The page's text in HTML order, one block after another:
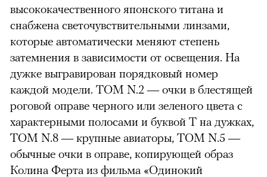
высококачественного японского титана и
снабжена светочувствительными линзами,
которые автоматически меняют степень
затемнения в зависимости от освещения. На
дужке выгравирован порядковый номер
каждой модели. TOM N.2 — очки в блестящей
роговой оправе черного или зеленого цвета с
характерными полосами и буквой T на дужках,
TOM N.8 — крупные авиаторы, TOM N.5 —
обычные очки в оправе, копирующей образ
Колина Ферта из фильма «Одинокий